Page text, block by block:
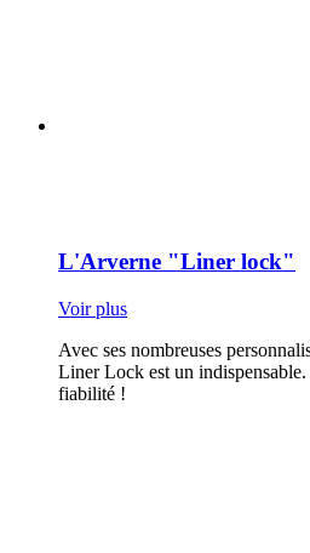
L'Arverne "Liner lock"
Voir plus
Avec ses nombreuses
Liner Lock est un
fiabilité !